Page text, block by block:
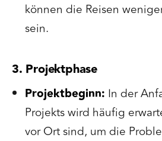
können die Reisen
sein.
3. Projektphase
Projektbeginn: In der
Projekts wird häufig
vor Ort sind, um die